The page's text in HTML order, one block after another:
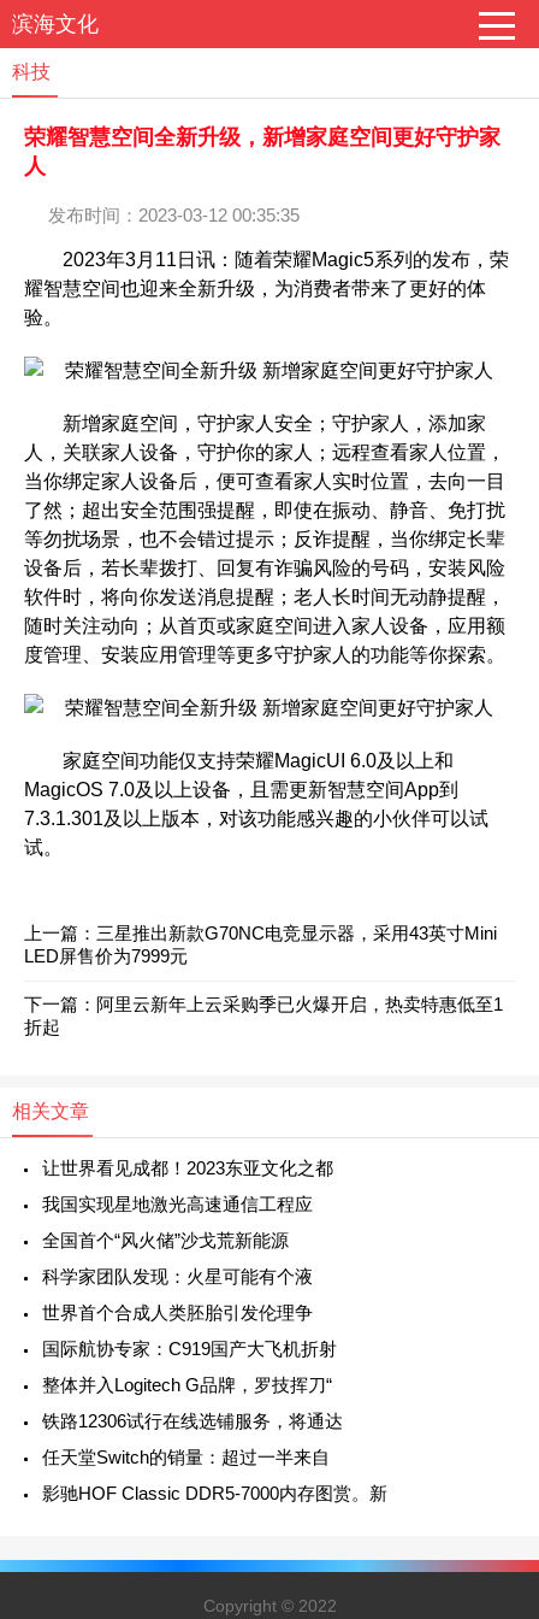
滨海文化
科技
荣耀智慧空间全新升级，新增家庭空间更好守护家
人
发布时间：2023-03-12 00:35:35
2023年3月11日讯：随着荣耀Magic5系列的发布，荣
耀智慧空间也迎来全新升级，为消费者带来了更好的体
验。
新增家庭空间，守护家人安全；守护家人，添加家
人，关联家人设备，守护你的家人；远程查看家人位置，
当你绑定家人设备后，便可查看家人实时位置，去向一目
了然；超出安全范围强提醒，即使在振动、静音、免打扰
等勿扰场景，也不会错过提示；反诈提醒，当你绑定长辈
设备后，若长辈拨打、回复有诈骗风险的号码，安装风险
软件时，将向你发送消息提醒；老人长时间无动静提醒，
随时关注动向；从首页或家庭空间进入家人设备，应用额
度管理、安装应用管理等更多守护家人的功能等你探索。
家庭空间功能仅支持荣耀MagicUI 6.0及以上和
MagicOS 7.0及以上设备，且需更新智慧空间App到
7.3.1.301及以上版本，对该功能感兴趣的小伙伴可以试
试。
上一篇： 三星推出新款G70NC电竞显示器，采用43英寸Mini
LED屏售价为7999元
下一篇： 阿里云新年上云采购季已火爆开启，热卖特惠低至1
折起
相关文章
让世界看见成都！2023东亚文化之都
我国实现星地激光高速通信工程应
全国首个“风火储”沙戈荒新能源
科学家团队发现：火星可能有个液
世界首个合成人类胚胎引发伦理争
国际航协专家：C919国产大飞机折射
整体并入Logitech G品牌，罗技挥刀“
铁路12306试行在线选铺服务，将通达
任天堂Switch的销量：超过一半来自
影驰HOF Classic DDR5-7000内存图赏。新
Copyright © 2022